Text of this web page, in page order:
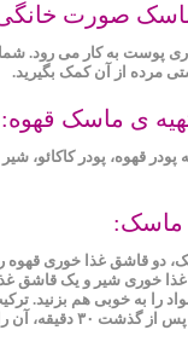
صورت
پوست به کار می رود.
مرده‌ از آن کمک بگیرید.
ی ماسک قهوه:
پودر قهوه، پودر کاکائو،
ماسک:
دو قاشق غذا خوری قهوه
خوری شیر و یک قاشق
را به خوبی هم بزنید.
بر روی صورت گذاشته و